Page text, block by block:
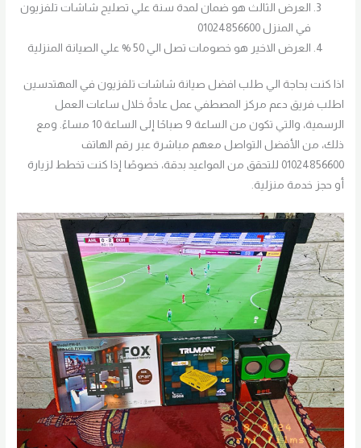
العرض الثالث هو ضمان لمدة سنة علي تصليح شاشات تلفزيون
في المنزل 01024856600
العرض الاخير هو خصومات تصل الي 50 % علي الصيانة المنزلية
اذا كنت بحاجة الي طلب افضل صيانة شاشات تلفزيون في المهتدسين
اطلب فريق دعم مركز المصطفي عمل عادةً خلال ساعات العمل
الرسمية، والتي تكون من الساعة 9 صباحًا إلى الساعة 10 مساءً. ومع
ذلك، من الأفضل التواصل معهم مباشرة عبر رقم الهاتف
01024856600 للتحقق من المواعيد بدقة، خصوصًا إذا كنت تخطط لزيارة
أو حجز خدمة منزلية.